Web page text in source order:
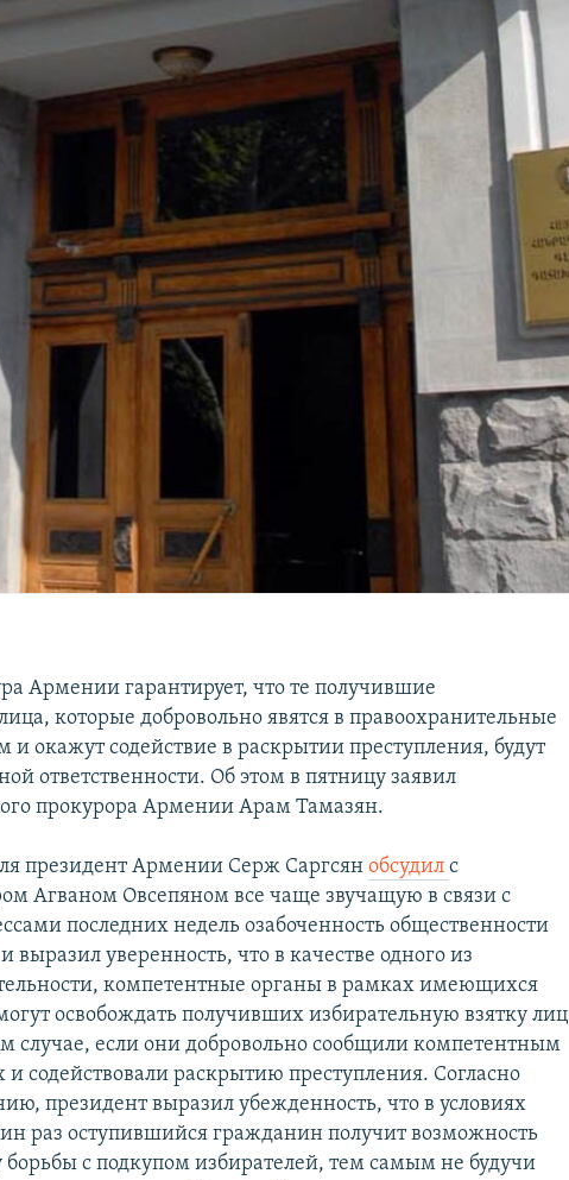
Армении гарантирует, что те получившие
которые добровольно явятся в правоохранительные
и окажут содействие в раскрытии преступления, будут
ответственности. Об этом в пятницу заявил
прокурора Армении Арам Тамазян.
президент Армении Серж Саргсянобсудилс
Агваном Овсепяном все чаще звучащую в связи с
последних недель озабоченность общественности
выразил уверенность, что в качестве одного из
компетентные органы в рамках имеющихся
освобождать получивших избирательную взятку лиц
случае, если они добровольно сообщили компетентным
и содействовали раскрытию преступления. Согласно
президент выразил убежденность, что в условиях
раз оступившийся гражданин получит возможность
борьбы с подкупом избирателей, тем самым не будучи